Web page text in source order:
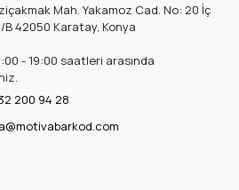
Mah. Yakamoz Cad. No: 20 İç
B 42050 Karatay, Konya
- 19:00 saatleri arasında
200 94 28